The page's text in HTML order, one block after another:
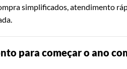
simplificados, atendimento
para começar o ano